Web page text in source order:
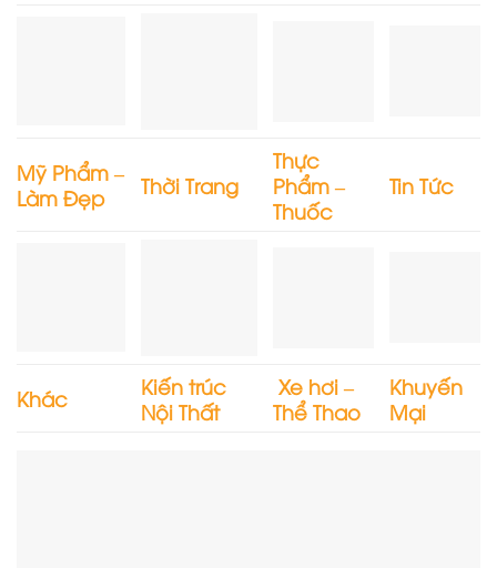
Mỹ Phẩm –
Làm Đẹp
Thời Trang
Thực
Phẩm –
Thuốc
Tin Tức
Khác
Kiến trúc
Nội Thất
Xe hơi –
Thể Thao
Khuyến
Mại